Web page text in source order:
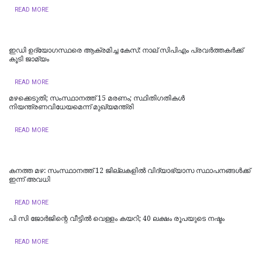
READ MORE
ഇഡി ഉദ്യോഗസ്ഥരെ ആക്രമിച്ച കേസ്: നാല് സിപിഎം പ്രവർത്തകർക്ക്
കൂടി ജാമ്യം
READ MORE
മഴക്കെടുതി; സംസ്ഥാനത്ത് 15 മരണം; സ്ഥിതിഗതികൾ
നിയന്ത്രണവിധേയമെന്ന് മുഖ്യമന്ത്രി
READ MORE
കനത്ത മഴ: സംസ്ഥാനത്ത് 12 ജില്ലകളില്‍ വിദ്യാഭ്യാസ സ്ഥാപനങ്ങള്‍ക്ക്
ഇന്ന് അവധി
READ MORE
പി സി ജോര്‍ജിന്റെ വീട്ടില്‍ വെള്ളം കയറി; 40 ലക്ഷം രൂപയുടെ നഷ്ടം
READ MORE